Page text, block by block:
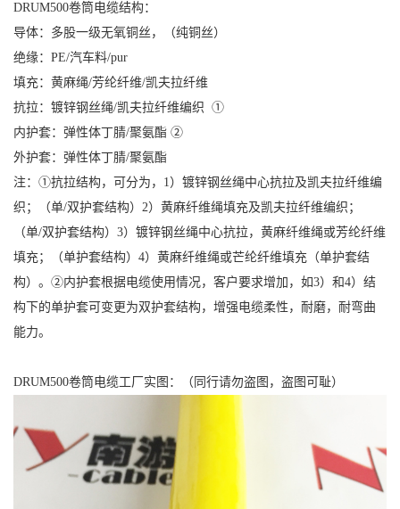
DRUM500卷筒电缆结构：
导体：多股一级无氧铜丝，（纯铜丝）
绝缘：PE/汽车料/pur
填充：黄麻绳/芳纶纤维/凯夫拉纤维
抗拉：镀锌钢丝绳/凯夫拉纤维编织 ①
内护套：弹性体丁腈/聚氨酯 ②
外护套：弹性体丁腈/聚氨酯
注：①抗拉结构，可分为，1）镀锌钢丝绳中心抗拉及凯夫拉纤维编
织；（单/双护套结构）2）黄麻纤维绳填充及凯夫拉纤维编织；
（单/双护套结构）3）镀锌钢丝绳中心抗拉，黄麻纤维绳或芳纶纤维
填充；（单护套结构）4）黄麻纤维绳或芒纶纤维填充（单护套结
构）。②内护套根据电缆使用情况，客户要求增加，如3）和4）结
构下的单护套可变更为双护套结构，增强电缆柔性，耐磨，耐弯曲
能力。
DRUM500卷筒电缆工厂实图：（同行请勿盗图，盗图可耻）